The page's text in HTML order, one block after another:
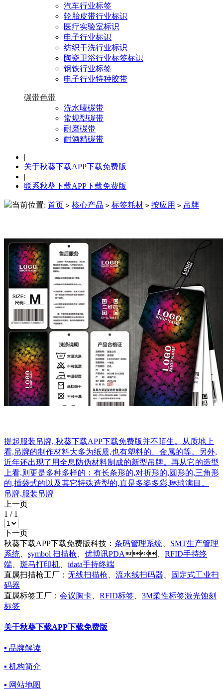
汽车行业标签
轮胎皮带行业标识
医疗实验室标识
电子行业标识
纺织干洗行业标识
陶瓷卫浴行业标签标识
钢铁行业标签
电子行业特种胶带
碳带色带
洗水唛碳带
常规型碳带
耐磨碳带
耐酒精碳带
|
关于秋葵下载APP下载免费版
|
联系秋葵下载APP下载免费版
当前位置: 首页 > 核心产品 > 标签耗材 > 按应用 > 吊牌
提起服装吊牌, 秋葵下载APP下载免费版并不陌生。从质地上
看,吊牌的制作材料大多为纸质,也有塑料的、金属的等。另外,
近年还出现了用全息防伪材料制成的新型吊牌。再从它的造型
上看,则更是多种多样的：有长条形的,对折形的,圆形的,三角形
的,插袋式的以及其它特殊造型的,真是多姿多彩,琳琅满目。
吊牌,服装吊牌
上一页
1 / 1
下一页
秋葵下载APP下载免费版科技： 条码管理系统
SMT生产管理
系统
symbol 扫描枪 优博讯PDA、 RFID手持终
端
斑马打印机
idata手持终端
直属扫描枪工厂： 无线扫描枪 流水线扫码器
固定式工业扫
码器
直属标签工厂： 会议胸卡 RFID标签
3M柔性标签激光蚀刻
标签
关于秋葵下载APP下载免费版
▪ 品牌解读
▪ 机构简介
▪ 网站地图